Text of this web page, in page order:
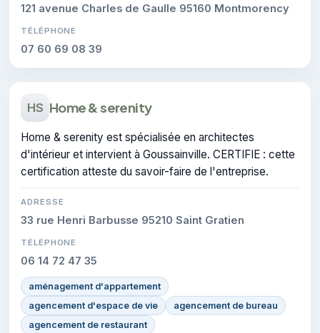
121 avenue Charles de Gaulle 95160 Montmorency
TÉLÉPHONE
07 60 69 08 39
HS Home & serenity
Home & serenity est spécialisée en architectes
d'intérieur et intervient à Goussainville. CERTIFIE : cette
certification atteste du savoir-faire de l'entreprise.
ADRESSE
33 rue Henri Barbusse 95210 Saint Gratien
TÉLÉPHONE
06 14 72 47 35
aménagement d'appartement
agencement d'espace de vie
agencement de bureau
agencement de restaurant